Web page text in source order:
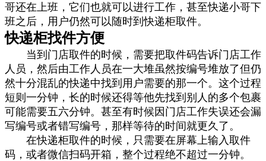
哥还在上班，它们也就可以进行工作，甚至快递小哥下
班之后，用户仍然可以随时到快递柜取件。
快递柜找件方便
当到门店取件的时候，需要把取件码告诉门店工作
人员，然后由工作人员在一大堆虽然按编号堆放了但仍
然十分混乱的快递中找到用户需要的那一个。这个过程
短则一分钟，长的时候还得等他先找到别人的多个包裹
可能需要五六分钟。甚至有时候因门店工作失误还会漏
写编号或者错写编号，那样等待的时间就更久了。
在快递柜取件的时候，只需要在屏幕上输入取件
码，或者微信扫码开箱，整个过程绝不超过一分钟。